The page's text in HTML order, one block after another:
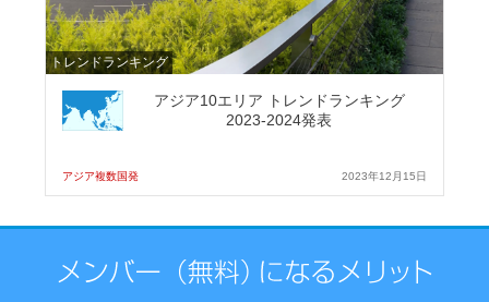
トレンドランキング
アジア10エリア トレンドランキング
2023-2024発表
アジア複数国発 2023年12月15日